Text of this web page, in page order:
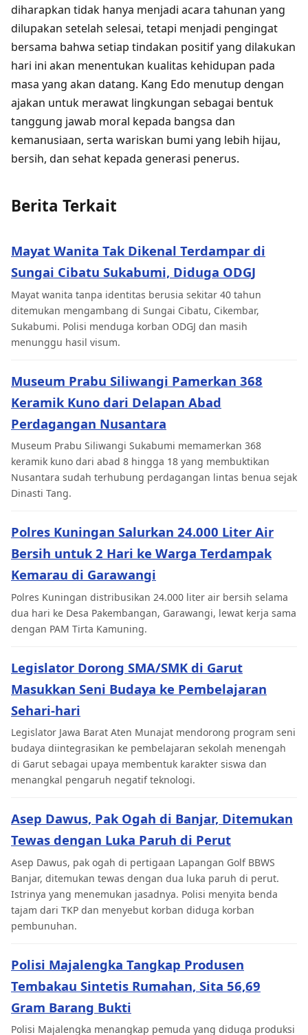
diharapkan tidak hanya menjadi acara tahunan yang
dilupakan setelah selesai, tetapi menjadi pengingat
bersama bahwa setiap tindakan positif yang dilakukan
hari ini akan menentukan kualitas kehidupan pada
masa yang akan datang. Kang Edo menutup dengan
ajakan untuk merawat lingkungan sebagai bentuk
tanggung jawab moral kepada bangsa dan
kemanusiaan, serta wariskan bumi yang lebih hijau,
bersih, dan sehat kepada generasi penerus.
Berita Terkait
Mayat Wanita Tak Dikenal Terdampar di
Sungai Cibatu Sukabumi, Diduga ODGJ
Mayat wanita tanpa identitas berusia sekitar 40 tahun
ditemukan mengambang di Sungai Cibatu, Cikembar,
Sukabumi. Polisi menduga korban ODGJ dan masih
menunggu hasil visum.
Museum Prabu Siliwangi Pamerkan 368
Keramik Kuno dari Delapan Abad
Perdagangan Nusantara
Museum Prabu Siliwangi Sukabumi memamerkan 368
keramik kuno dari abad 8 hingga 18 yang membuktikan
Nusantara sudah terhubung perdagangan lintas benua sejak
Dinasti Tang.
Polres Kuningan Salurkan 24.000 Liter Air
Bersih untuk 2 Hari ke Warga Terdampak
Kemarau di Garawangi
Polres Kuningan distribusikan 24.000 liter air bersih selama
dua hari ke Desa Pakembangan, Garawangi, lewat kerja sama
dengan PAM Tirta Kamuning.
Legislator Dorong SMA/SMK di Garut
Masukkan Seni Budaya ke Pembelajaran
Sehari-hari
Legislator Jawa Barat Aten Munajat mendorong program seni
budaya diintegrasikan ke pembelajaran sekolah menengah
di Garut sebagai upaya membentuk karakter siswa dan
menangkal pengaruh negatif teknologi.
Asep Dawus, Pak Ogah di Banjar, Ditemukan
Tewas dengan Luka Paruh di Perut
Asep Dawus, pak ogah di pertigaan Lapangan Golf BBWS
Banjar, ditemukan tewas dengan dua luka paruh di perut.
Istrinya yang menemukan jasadnya. Polisi menyita benda
tajam dari TKP dan menyebut korban diduga korban
pembunuhan.
Polisi Majalengka Tangkap Produsen
Tembakau Sintetis Rumahan, Sita 56,69
Gram Barang Bukti
Polisi Majalengka menangkap pemuda yang diduga produksi